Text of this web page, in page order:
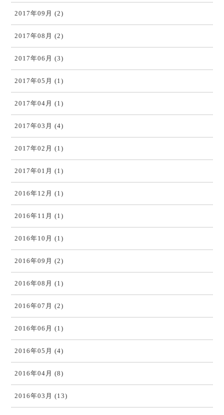
2017年09月 (2)
2017年08月 (2)
2017年06月 (3)
2017年05月 (1)
2017年04月 (1)
2017年03月 (4)
2017年02月 (1)
2017年01月 (1)
2016年12月 (1)
2016年11月 (1)
2016年10月 (1)
2016年09月 (2)
2016年08月 (1)
2016年07月 (2)
2016年06月 (1)
2016年05月 (4)
2016年04月 (8)
2016年03月 (13)